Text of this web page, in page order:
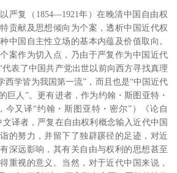
严复（1854―1921年）在晚清中国自由权
贡献及思想倾向为个案，透析中国近代权
中国自主性立场的基本内蕴及价值取向。
案作为切入点，乃由于严复作为中国近代
表了中国共产党出世以前向西方寻找真理
西学皆为我国第一流”， 而且也是“中国近代
巨人”。 更有进者，作为约翰・斯图亚特・
今又译“约翰・斯图亚特・密尔”）《论自
译者，严复在自由权利概念输入近代中国
的努力，并留下了独辟蹊径的足迹，对近
深远影响，其有关自由与权利的思想甚至
重视的意义。 当然，对于近代中国来说，